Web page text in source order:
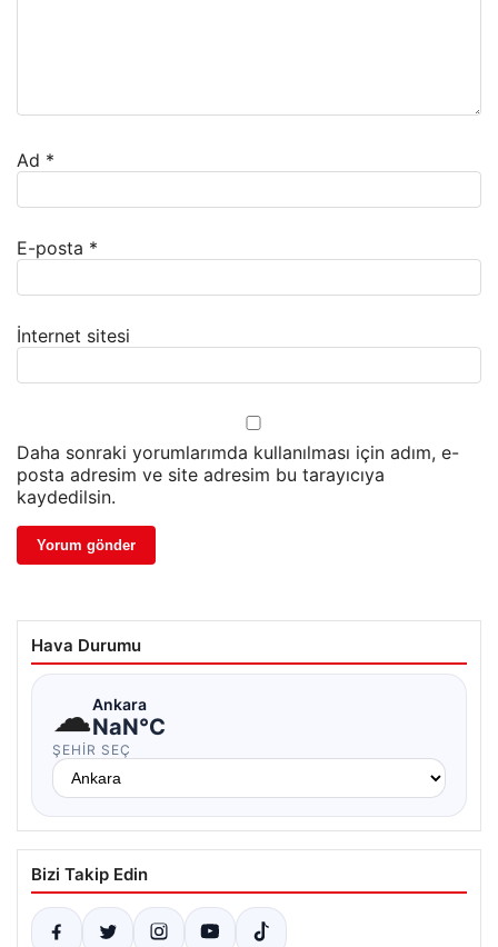
Ad *
E-posta *
İnternet sitesi
Daha sonraki yorumlarımda kullanılması için adım, e-
posta adresim ve site adresim bu tarayıcıya
kaydedilsin.
Hava Durumu
☁Ankara
NaN°C
ŞEHIR SEÇ
Bizi Takip Edin